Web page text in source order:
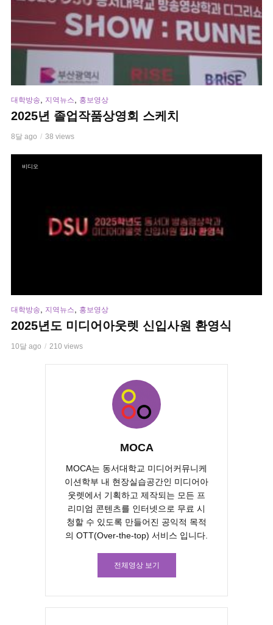
대학방송 지역뉴스 홍보영상
2025년 졸업작품상영회 스케치
8달 ago 38 views
비디오
대학방송 지역뉴스 홍보영상
2025년도 미디어아웃렛 신입사원 환영식
10달 ago 210 views
MOCA
MOCA는 동서대학교 미디어커뮤니케
이션학부 내 현장실습공간인 미디어아
웃렛에서 기획하고 제작되는 모든 프
리미엄 콘텐츠를 인터넷으로 무료 시
청할 수 있도록 만들어진 공익적 목적
의 OTT(Over-the-top) 서비스 입니다.
전체영상 보기